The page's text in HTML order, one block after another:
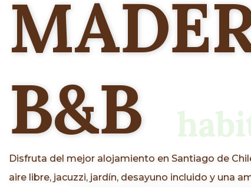
B&B
Disfruta del mejor alojamiento en Santiago de
aire libre, jacuzzi, jardín, desayuno incluido y una